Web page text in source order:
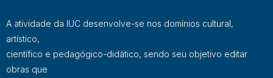
A atividade da IUC desenvolve-se nos domínios cultural,
artístico,
científico e pedagógico-didático, sendo seu objetivo editar
obras que